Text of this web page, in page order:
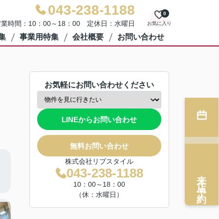
043-238-1188
時間：10：00～18：00 定休日：水曜日 お気に入り
0
事業用特集 会社概要 お問い合わせ
お気軽にお問い合わせください
LINEからお問い合わせ
無料お問い合わせ
株式会社リブスタイル
043-238-1188
10：00～18：00
（休：水曜日）
来店予約